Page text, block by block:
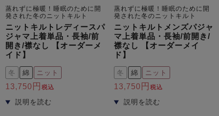
蒸れずに極暖！睡眠のために開
発された冬のニットキルト
ニットキルトレディースパ
ジャマ上着単品・長袖/前
開き/襟なし 【オーダーメ
イド】
冬 綿 ニット
13,750 税込
蒸れずに極暖！睡眠のために開
発された冬のニットキルト
ニットキルトメンズパジャ
マ上着単品・長袖/前開き/
襟なし 【オーダーメイ
ド】
冬 綿 ニット
13,750 税込